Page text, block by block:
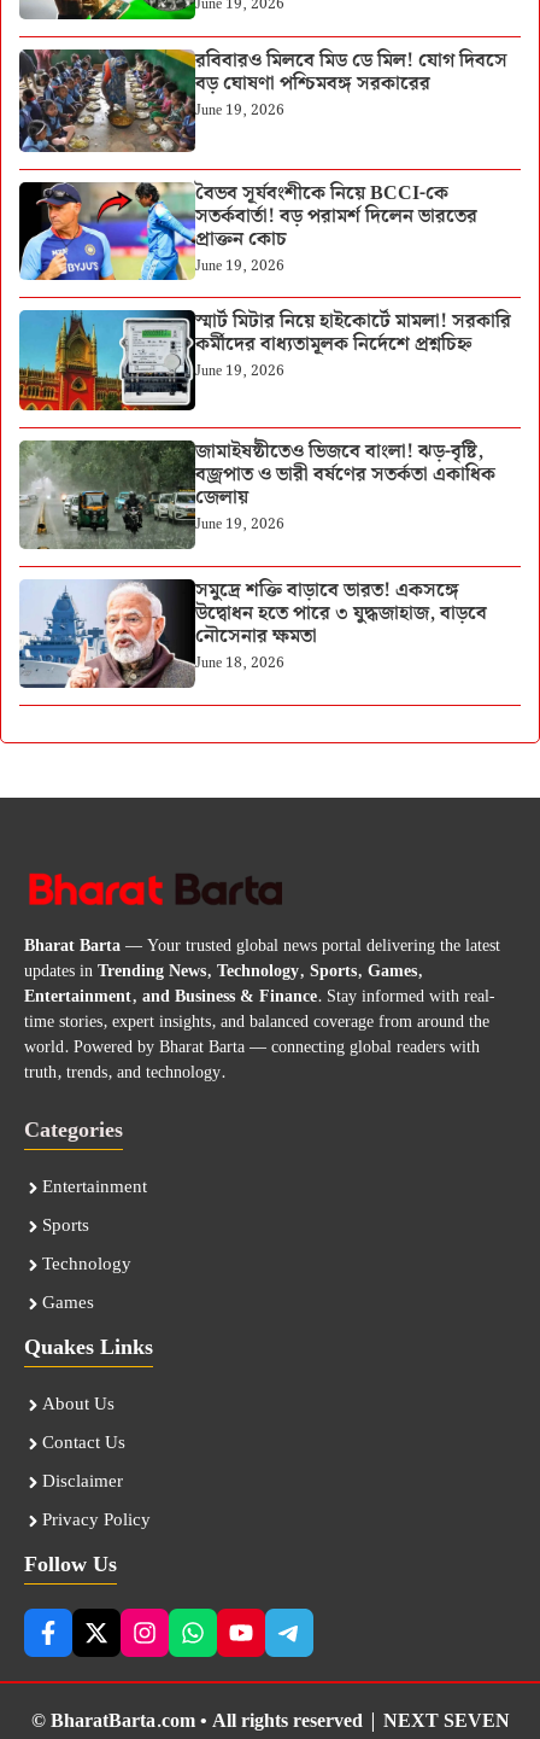
রবিবারও মিলবে মিড ডে মিল! যোগ দিবসে
বড় ঘোষণা পশ্চিমবঙ্গ সরকারের
June 19, 2026
বৈভব সূর্যবংশীকে নিয়ে BCCI-কে
সতর্কবার্তা! বড় পরামর্শ দিলেন ভারতের
প্রাক্তন কোচ
June 19, 2026
স্মার্ট মিটার নিয়ে হাইকোর্টে মামলা! সরকারি
কর্মীদের বাধ্যতামূলক নির্দেশে প্রশ্নচিহ্ন
June 19, 2026
জামাইষষ্ঠীতেও ভিজবে বাংলা! ঝড়-বৃষ্টি,
বজ্রপাত ও ভারী বর্ষণের সতর্কতা একাধিক
জেলায়
June 19, 2026
সমুদ্রে শক্তি বাড়াবে ভারত! একসঙ্গে
উদ্বোধন হতে পারে ৩ যুদ্ধজাহাজ, বাড়বে
নৌসেনার ক্ষমতা
June 18, 2026
Bharat Barta— Your trusted global news portal delivering the latest
updates inTrending News, Technology, Sports, Games,
Entertainment, and Business & Finance. Stay informed with real-
time stories, expert insights, and balanced coverage from around the
world. Powered by Bharat Barta — connecting global readers with
truth, trends, and technology.
Categories
Entertainment
Sports
Technology
Games
Quakes Links
About Us
Contact Us
Disclaimer
Privacy Policy
Follow Us
© BharatBarta.com • All rights reserved | NEXT SEVEN